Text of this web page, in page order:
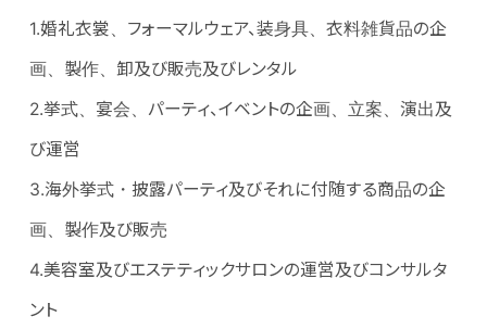
1.婚礼衣裳、フォーマルウェア、装身具、衣料雑貨品の企
画、製作、卸及び販売及びレンタル
2.挙式、宴会、パーティ、イベントの企画、立案、演出及
び運営
3.海外挙式・披露パーティ及びそれに付随する商品の企
画、製作及び販売
4.美容室及びエステティックサロンの運営及びコンサルタ
ント